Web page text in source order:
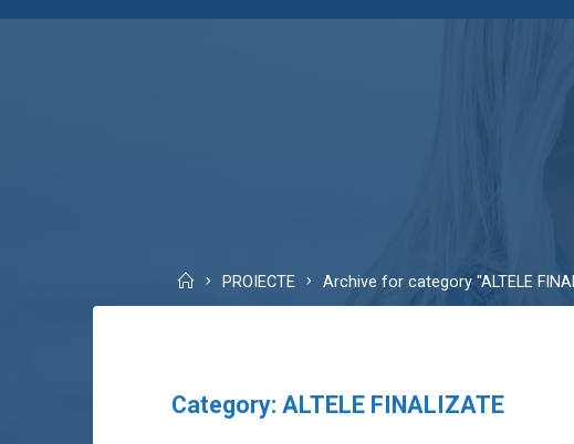
HomePROIECTE Archive for category "ALTELE
Category:ALTELE FINALIZATE